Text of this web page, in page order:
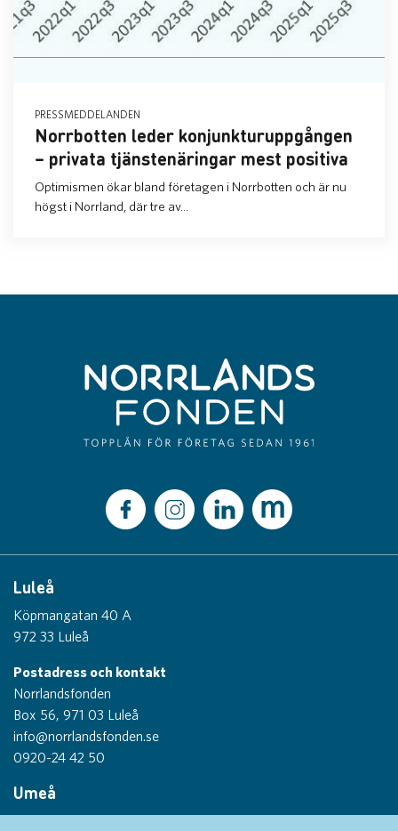
PRESSMEDDELANDEN
Norrbotten leder konjunkturuppgången
– privata tjänstenäringar mest positiva
Optimismen ökar bland företagen i Norrbotten och är nu
högst i Norrland, där tre av...
Luleå
Köpmangatan 40 A
972 33 Luleå
Postadress och kontakt
Norrlandsfonden
Box 56, 971 03 Luleå
info@norrlandsfonden.se
0920-24 42 50
Umeå
Thulegatan 1